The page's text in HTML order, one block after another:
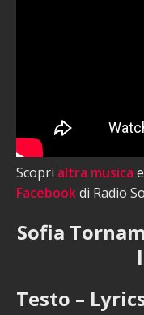
Scopri altra musica
Facebookdi Radio
Sofia
Testo –